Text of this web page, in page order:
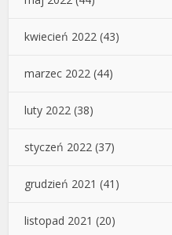
kwiecień 2022 (43)
marzec 2022 (44)
luty 2022 (38)
styczeń 2022 (37)
grudzień 2021 (41)
listopad 2021 (20)